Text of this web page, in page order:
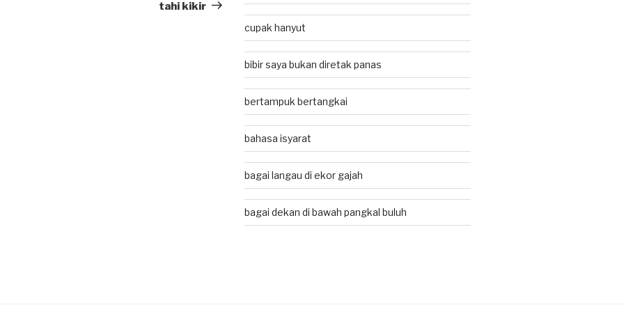
Post
tahi kikir
cupak hanyut
bibir saya bukan diretak panas
bertampuk bertangkai
bahasa isyarat
bagai langau di ekor gajah
bagai dekan di bawah pangkal buluh